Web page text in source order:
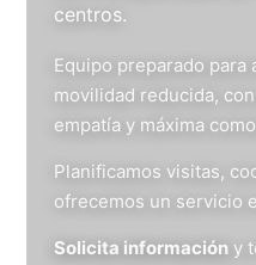
centros.
Equipo preparado para
movilidad reducida,
empatía y máxima
Planificamos visitas,
ofrecemos un servicio
Solicita información y